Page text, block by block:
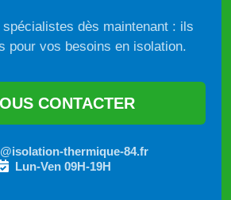
dès maintenant : ils
pour vos besoins en isolation.
CONTACTER
thermique-84.fr
Lun-Ven 09H-19H